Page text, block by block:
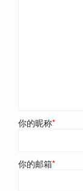
你的昵称*
你的邮箱*